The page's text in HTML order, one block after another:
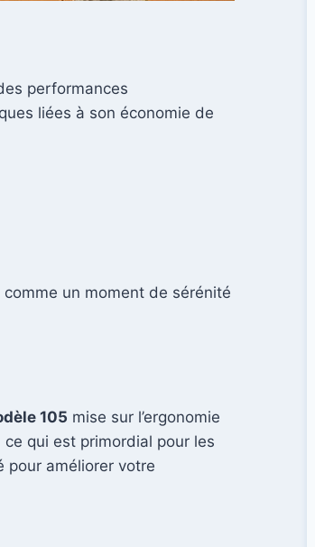
performances
liées à son économie de
un moment de sérénité
105 mise sur l’ergonomie
qui est primordial pour les
pour améliorer votre